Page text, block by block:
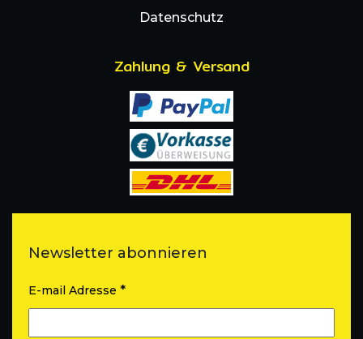
Datenschutz
Zahlung & Versand
Newsletter abonnieren
E-mail Adresse *